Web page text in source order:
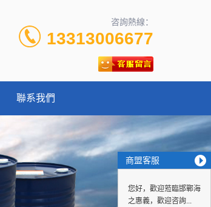
咨詢熱線：
13313006677
聯系我們
商盟客服
您好，歡迎蒞臨邯鄲海
之惠義，歡迎咨詢...